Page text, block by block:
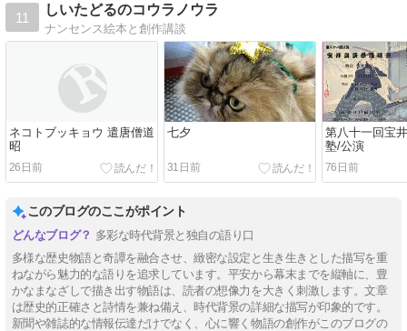
11
しいたどるのコウラノウラ
ナンセンス絵本と創作講談
ネコトブッキョウ 遣唐僧道
昭
26日前
七夕
31日前
第八十一回宝
塾/公演
76日前
このブログのここがポイント
多彩な時代背景と独自の語り口
多様な歴史物語と奇譚を融合させ、緻密な設定と生き生きとした描写を重
ねながら魅力的な語りを追求しています。平安から幕末までを縦軸に、豊
かなまなざしで描き出す物語は、読者の想像力を大きく刺激します。文章
は歴史的正確さと詩情を兼ね備え、時代背景の詳細な描写が印象的です。
新聞や雑誌的な情報伝達だけでなく、心に響く物語の創作がこのブログの